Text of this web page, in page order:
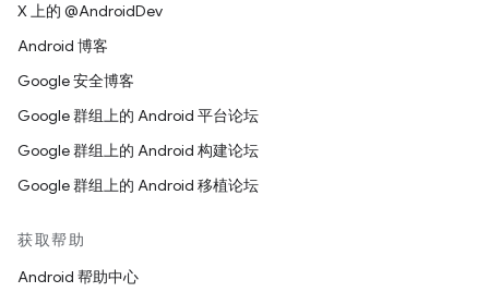
X 上的 @AndroidDev
Android 博客
Google 安全博客
Google 群组上的 Android 平台论坛
Google 群组上的 Android 构建论坛
Google 群组上的 Android 移植论坛
获取帮助
Android 帮助中心